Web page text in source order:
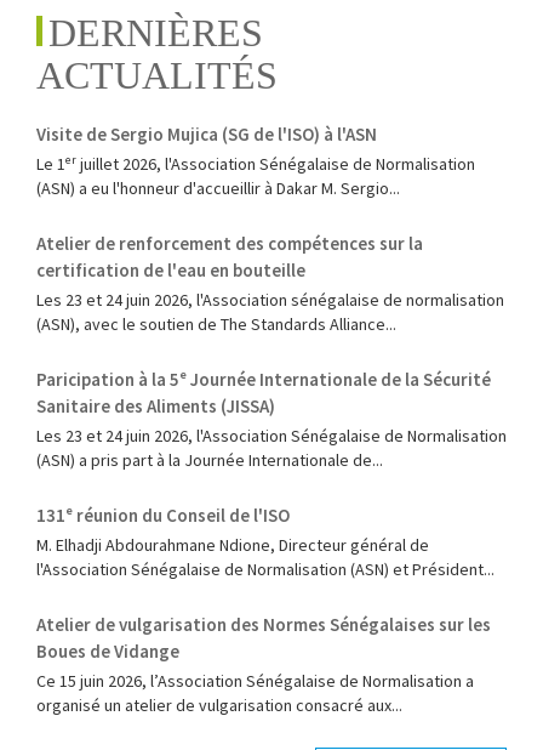
DERNIÈRES
ACTUALITÉS
Visite de Sergio Mujica (SG de l'ISO) à l'ASN
Le 1ᵉʳ juillet 2026, l'Association Sénégalaise de Normalisation
(ASN) a eu l'honneur d'accueillir à Dakar M. Sergio...
Atelier de renforcement des compétences sur la
certification de l'eau en bouteille
Les 23 et 24 juin 2026, l'Association sénégalaise de normalisation
(ASN), avec le soutien de The Standards Alliance...
Paricipation à la 5ᵉ Journée Internationale de la Sécurité
Sanitaire des Aliments (JISSA)
‎Les 23 et 24 juin 2026, l'Association Sénégalaise de Normalisation
(ASN) a pris part à la Journée Internationale de...
131ᵉ réunion du Conseil de l'ISO
M. Elhadji Abdourahmane Ndione, Directeur général de
l'Association Sénégalaise de Normalisation (ASN) et Président...
Atelier de vulgarisation des Normes Sénégalaises sur les
Boues de Vidange
Ce 15 juin 2026, l’Association Sénégalaise de Normalisation a
organisé un atelier de vulgarisation consacré aux...